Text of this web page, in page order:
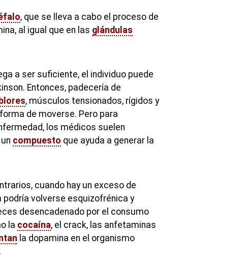
, que se lleva a cabo el proceso de
al igual que en las glándulas
a ser suficiente, el individuo puede
Entonces, padecería de
, músculos tensionados, rígidos y
de moverse. Pero para
los médicos suelen
compuesto que ayuda a generar la
cuando hay un exceso de
podría volverse esquizofrénica y
desencadenado por el consumo
la cocaína, el crack, las anfetaminas
la dopamina en el organismo